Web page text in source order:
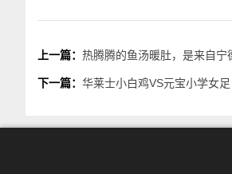
上一篇： 热腾腾的鱼汤暖肚，是来自
下一篇： 华莱士小白鸡VS元宝小学女